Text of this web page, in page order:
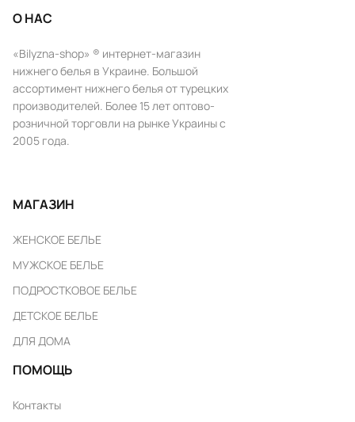
О НАС
«Bilyzna-shop» ® интернет-магазин
нижнего белья в Украине. Большой
ассортимент нижнего белья от турецких
производителей. Более 15 лет оптово-
розничной торговли на рынке Украины с
2005 года.
МАГАЗИН
ЖЕНСКОЕ БЕЛЬЕ
МУЖСКОЕ БЕЛЬЕ
ПОДРОСТКОВОЕ БЕЛЬЕ
ДЕТСКОЕ БЕЛЬЕ
ДЛЯ ДОМА
ПОМОЩЬ
Контакты